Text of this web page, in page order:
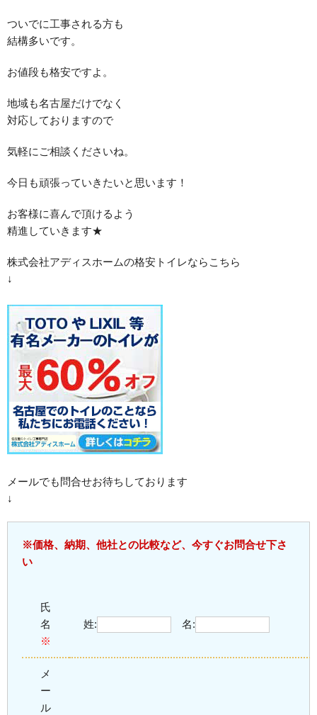
ついでに工事される方も
結構多いです。
お値段も格安ですよ。
地域も名古屋だけでなく
対応しておりますので
気軽にご相談くださいね。
今日も頑張っていきたいと思います！
お客様に喜んで頂けるよう
精進していきます★
株式会社アディスホームの格安トイレならこちら
↓
メールでも問合せお待ちしております
↓
※価格、納期、他社との比較など、今すぐお問合せ下さ
い
氏
名
※
姓: 名:
メ
ー
ル